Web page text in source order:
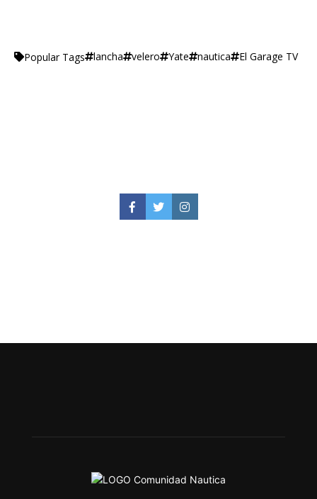
Popular Tags lancha velero Yate nautica El Garage TV
FacebookTwitterInstagram